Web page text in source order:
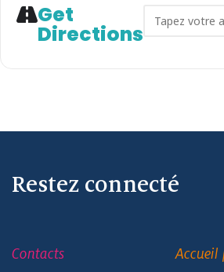
Get
Directions
Address -
Restez connecté
Contacts Accueil